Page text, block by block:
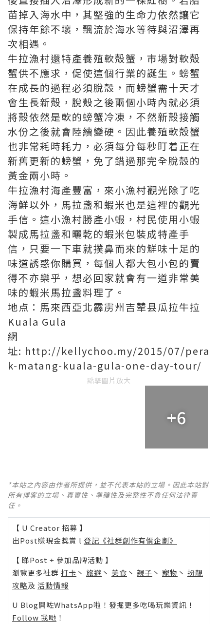
苗掉入海水中，其堅強的生命力依然讓它
保持年餘不壞，飄流於海水等待與沼澤再
次相遇。
牛拉漁村還特產養殖軟殻蟹，市場對軟殻
蟹供不應求，促使這個行業的誕生。螃蟹
在成長的過程必須脫殼，而螃蟹需十天才
會生長新殻，脫殼之後兩個小時內就必須
將殻依然是軟的螃蟹冷凍，不然新殻接觸
水份之後就會陸續變硬。因此養殖軟殻蟹
也非常耗時耗力，必須每分每秒盯着正在
新舊更新的螃蟹，免了錯過那完全脫殼的
黃金兩小時。
牛拉漁村海產豐富，來小漁村觀光除了吃
海鮮以外，馬拉盞和蝦米也是這裡的觀光
手信。這小漁村勝產小蝦，村民使用小蝦
製成馬拉盞和曬乾的蝦米包裝成特產手
信，只要一下車就撲鼻而來的鮮味十足的
味道誘惑你購買，每個人都大包小包的賣
得不亦樂乎，想必回家就會有一道非常美
味的蝦米馬拉盞料理了。
地点：馬來西亞北霹雳州吉辇县瓜拉牛拉
Kuala Gula
網
址: http://kellychoo.my/2015/07/pera
k-matang-kuala-gula-one-day-tour/
點擊圖片放大
+6
*本站之內容由作者所提供，並不代表本站的立場。因此本站對
所有博客的立場、真實性、準確性及完整性不負任何法律責
任。
【 U Creator 招募 】
出Post賺現金獎賞 l 登記《社群創作有價企劃》
【 睇Post + 參加品牌活動 】
瀏覽更多社群 打卡 丶 旅遊 丶 美食 丶 親子 丶 寵物 丶 扮靚
攻略及 活動情報
U Blog開咗WhatsApp啦！發掘更多吃喝玩樂資訊！
Follow 我哋 ！